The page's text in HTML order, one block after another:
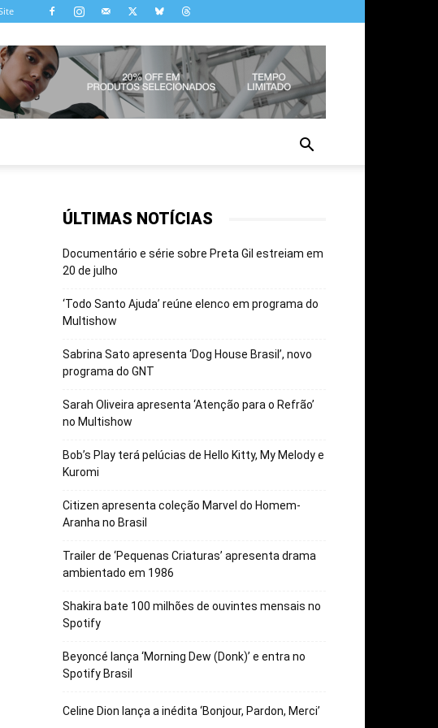
ÚLTIMAS NOTÍCIAS
Documentário e série sobre Preta Gil estreiam em
20 de julho
‘Todo Santo Ajuda’ reúne elenco em programa do
Multishow
Sabrina Sato apresenta ‘Dog House Brasil’, novo
programa do GNT
Sarah Oliveira apresenta ‘Atenção para o Refrão’
no Multishow
Bob’s Play terá pelúcias de Hello Kitty, My Melody e
Kuromi
Citizen apresenta coleção Marvel do Homem-
Aranha no Brasil
Trailer de ‘Pequenas Criaturas’ apresenta drama
ambientado em 1986
Shakira bate 100 milhões de ouvintes mensais no
Spotify
Beyoncé lança ‘Morning Dew (Donk)’ e entra no
Spotify Brasil
Celine Dion lança a inédita ‘Bonjour, Pardon, Merci’